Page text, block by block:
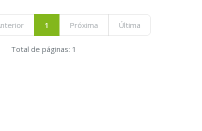
1 Próxima Última
Total de páginas: 1